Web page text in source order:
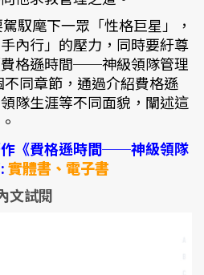
馭麾下一眾「性格巨星」，
內行」的壓力，同時要紆尊
格遜時間──神級領隊管理
同章節，通過介紹費格遜
隊生涯等不同面貌，闡述這
《費格遜時間──神級領隊
實體書、電子書
文試閱